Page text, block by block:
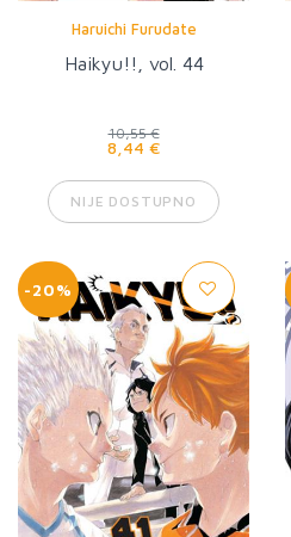
Haruichi Furudate
Haikyu!!, vol. 44
10,55 €
8,44 €
NIJE DOSTUPNO
-20%